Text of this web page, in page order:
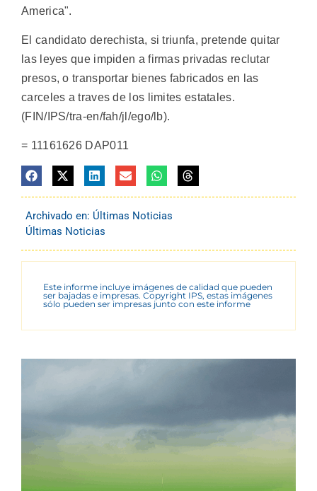
America".
El candidato derechista, si triunfa, pretende quitar
las leyes que impiden a firmas privadas reclutar
presos, o transportar bienes fabricados en las
carceles a traves de los limites estatales.
(FIN/IPS/tra-en/fah/jl/ego/lb).
= 11161626 DAP011
Archivado en: Últimas Noticias
Últimas Noticias
Este informe incluye imágenes de calidad que pueden
ser bajadas e impresas. Copyright IPS, estas imágenes
sólo pueden ser impresas junto con este informe